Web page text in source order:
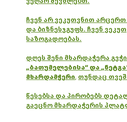
October 18, 2021
ჩვენ არ ვეკუთვნით
და ბიზნესჯგუფს. ჩვენ
საზოგადოებას.
დღეს შენი მხარდაჭერა
„ბათუმელებისა“ და
მხარდამჭერი, თუნდაც
წესებსა და პირობებს
გაეცნო მხარდაჭერის